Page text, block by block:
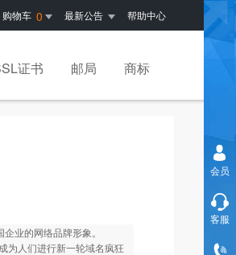
购物车 0 最新公告 帮助中心
证书 邮局 商标
业的网络品牌形象。
为人们进行新一轮域名疯狂
会员
客服